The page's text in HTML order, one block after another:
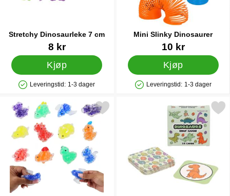
Stretchy Dinosaurleke 7 cm
Varenummer 91572
8 kr
Kjøp
Produkttilgjengelighet: På lager
Leveringstid: 1-3 dager
Mini Slinky Dinosaurer
Varenummer 84032
10 kr
Kjøp
Produkttilgjengelighet: På lager
Leveringstid: 1-3 dager
squishy Dinosaurleke med Perler 5 cm som favoritt
Merk memoryspill